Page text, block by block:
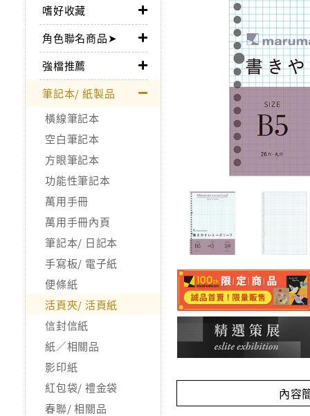
嗜好收藏
角色聯名商品➤
強檔推薦
筆記本/ 紙製品
橫線筆記本
空白筆記本
方眼筆記本
功能性筆記本
萬用手冊
萬用手冊內頁
筆記本/ 日記本
手寫板/ 電子紙
便條紙
活頁夾/ 活頁紙
信封信紙
紙／相關品
影印紙
紅包袋/ 禮金袋
春聯/ 相關品
內容